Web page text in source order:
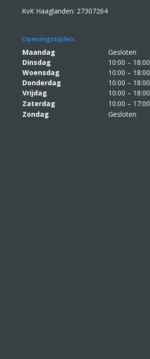
KvK Haaglanden: 27307264
Openingstijden:
Maandag
Gesloten
Dinsdag
10:00 – 18:00
Woensdag
10:00 – 18:00
Donderdag
10:00 – 18:00
Vrijdag
10:00 – 18:00
Zaterdag
10:00 – 17:00
Zondag
Gesloten